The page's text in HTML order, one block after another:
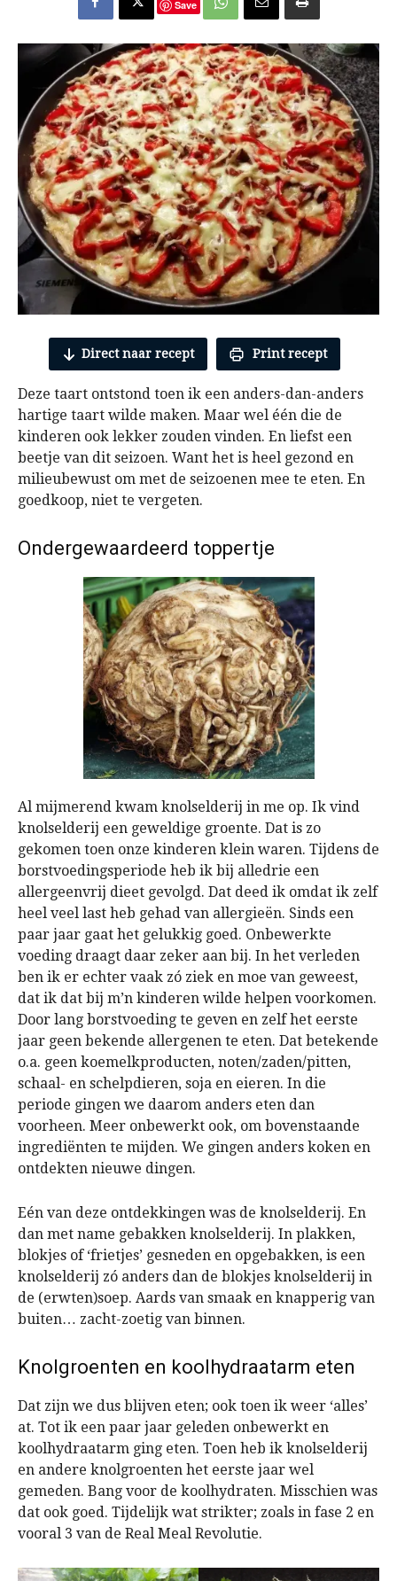
Save
Direct naar recept Print recept
Deze taart ontstond toen ik een anders-dan-anders
hartige taart wilde maken. Maar wel één die de
kinderen ook lekker zouden vinden. En liefst een
beetje van dit seizoen. Want het is heel gezond en
milieubewust om met de seizoenen mee te eten. En
goedkoop, niet te vergeten.
Ondergewaardeerd toppertje
Al mijmerend kwam knolselderij in me op. Ik vind
knolselderij een geweldige groente. Dat is zo
gekomen toen onze kinderen klein waren. Tijdens de
borstvoedingsperiode heb ik bij alledrie een
allergeenvrij dieet gevolgd. Dat deed ik omdat ik zelf
heel veel last heb gehad van allergieën. Sinds een
paar jaar gaat het gelukkig goed. Onbewerkte
voeding draagt daar zeker aan bij. In het verleden
ben ik er echter vaak zó ziek en moe van geweest,
dat ik dat bij m’n kinderen wilde helpen voorkomen.
Door lang borstvoeding te geven en zelf het eerste
jaar geen bekende allergenen te eten. Dat betekende
o.a. geen koemelkproducten, noten/zaden/pitten,
schaal- en schelpdieren, soja en eieren. In die
periode gingen we daarom anders eten dan
voorheen. Meer onbewerkt ook, om bovenstaande
ingrediënten te mijden. We gingen anders koken en
ontdekten nieuwe dingen.
Eén van deze ontdekkingen was de knolselderij. En
dan met name gebakken knolselderij. In plakken,
blokjes of ‘frietjes’ gesneden en opgebakken, is een
knolselderij zó anders dan de blokjes knolselderij in
de (erwten)soep. Aards van smaak en knapperig van
buiten… zacht-zoetig van binnen.
Knolgroenten en koolhydraatarm eten
Dat zijn we dus blijven eten; ook toen ik weer ‘alles’
at. Tot ik een paar jaar geleden onbewerkt en
koolhydraatarm ging eten. Toen heb ik knolselderij
en andere knolgroenten het eerste jaar wel
gemeden. Bang voor de koolhydraten. Misschien was
dat ook goed. Tijdelijk wat strikter; zoals in fase 2 en
vooral 3 van de Real Meal Revolutie.